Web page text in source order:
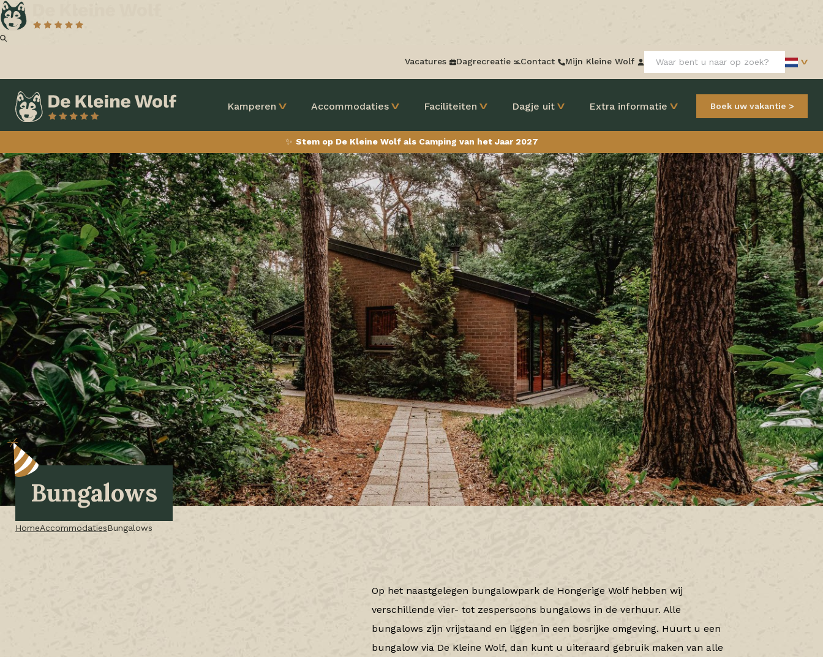
Vacatures Dagrecreatie Contact Mijn Kleine Wolf
Kamperen Accommodaties Faciliteiten Dagje uit Extra informatie Boek uw vakantie
✨ Stem op De Kleine Wolf als Camping van het Jaar 2027
Bungalows
HomeAccommodatiesBungalows
Op het naastgelegen bungalowpark de Hongerige Wolf hebben wij
verschillende vier- tot zespersoons bungalows in de verhuur. Alle
bungalows zijn vrijstaand en liggen in een bosrijke omgeving. Huurt u een
bungalow via De Kleine Wolf, dan kunt u uiteraard gebruik maken van alle